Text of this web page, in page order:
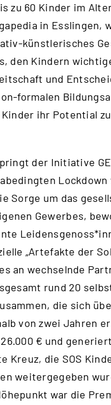
zu 60 Kinder im
in
künstlerisches
den Kindern
und
formalen
ihr Potential
der Initiative
Sorge um das
Gewerbes,
„Artefakte der
an wechselnde
rund 20
die sich
von zwei Jahren
€ und
Kreuz, die SOS
weitergegeben
war die